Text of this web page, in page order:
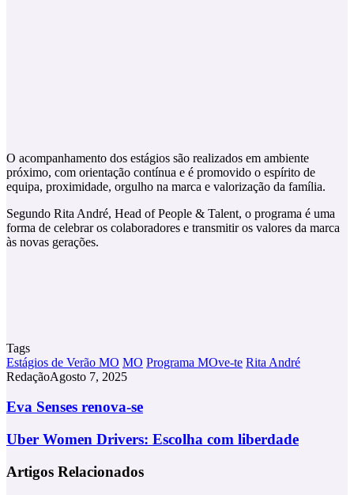
O acompanhamento dos estágios são realizados em ambiente
próximo, com orientação contínua e é promovido o espírito de
equipa, proximidade, orgulho na marca e valorização da família.
Segundo Rita André, Head of People & Talent, o programa é uma
forma de celebrar os colaboradores e transmitir os valores da marca
às novas gerações.
Tags
Estágios de Verão MO MO Programa MOve-te Rita André
RedaçãoAgosto 7, 2025
Eva
renova-
se
Eva Senses renova-se
Uber
Drivers:
Escolha
Uber Women Drivers: Escolha com liberdade
Artigos Relacionados